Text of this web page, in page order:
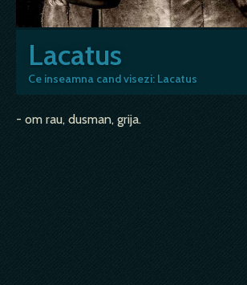
Lacatus
Ce inseamna cand visezi: Lacatus
- om rau, dusman, grija.